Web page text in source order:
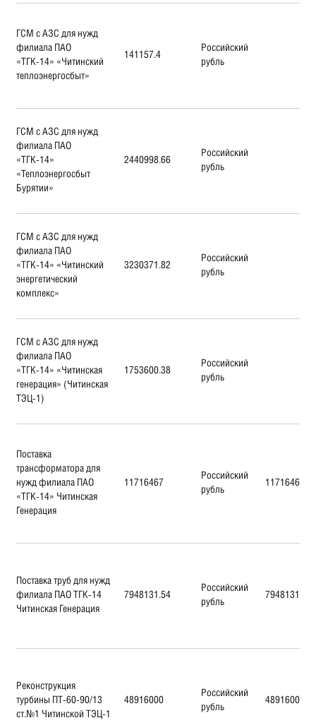
ГСМ с АЗС для нужд
филиала ПАО
«ТГК-14» «Читинский
теплоэнергосбыт»
141157.4
Российский
рубль
ГСМ с АЗС для нужд
филиала ПАО
«ТГК-14»
«Теплоэнергосбыт
Бурятии»
2440998.66
Российский
рубль
ГСМ с АЗС для нужд
филиала ПАО
«ТГК-14» «Читинский
энергетический
комплекс»
3230371.82
Российский
рубль
ГСМ с АЗС для нужд
филиала ПАО
«ТГК-14» «Читинская
генерация» (Читинская
ТЭЦ-1)
1753600.38
Российский
рубль
Поставка
трансформатора для
нужд филиала ПАО
«ТГК-14» Читинская
Генерация
11716467
Российский
рубль
11716467
Поставка труб для нужд
филиала ПАО ТГК-14
Читинская Генерация
7948131.54
Российский
рубль
7948131.54
Реконструкция
турбины ПТ-60-90/13
ст.№1 Читинской ТЭЦ-1
48916000
Российский
рубль
48916000